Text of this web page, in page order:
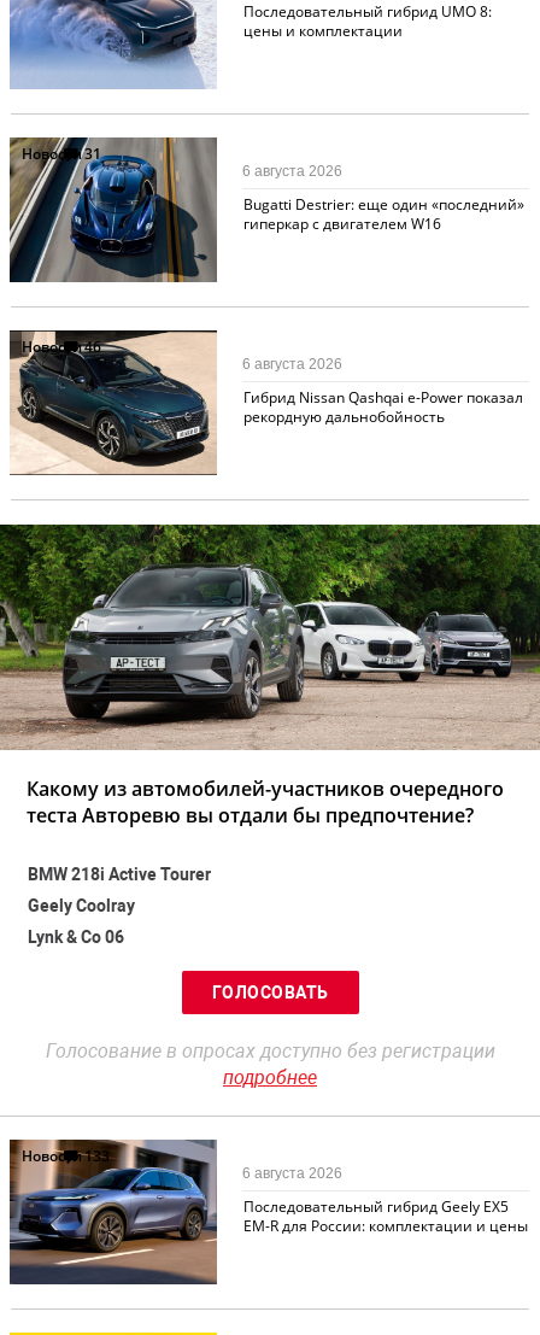
Последовательный гибрид UMO 8:
цены и комплектации
Новости31
Bugatti Destrier: еще один «последний»
гиперкар с двигателем W16
6 августа 2026
Новости46
Гибрид Nissan Qashqai e-Power показал
рекордную дальнобойность
6 августа 2026
Какому из автомобилей-участников очередного
теста Авторевю вы отдали бы предпочтение?
BMW 218i Active Tourer
Geely Coolray
Lynk & Co 06
Голосование в опросах доступно без регистрации
подробнее
Новости133
Последовательный гибрид Geely EX5
EM-R для России: комплектации и цены
6 августа 2026